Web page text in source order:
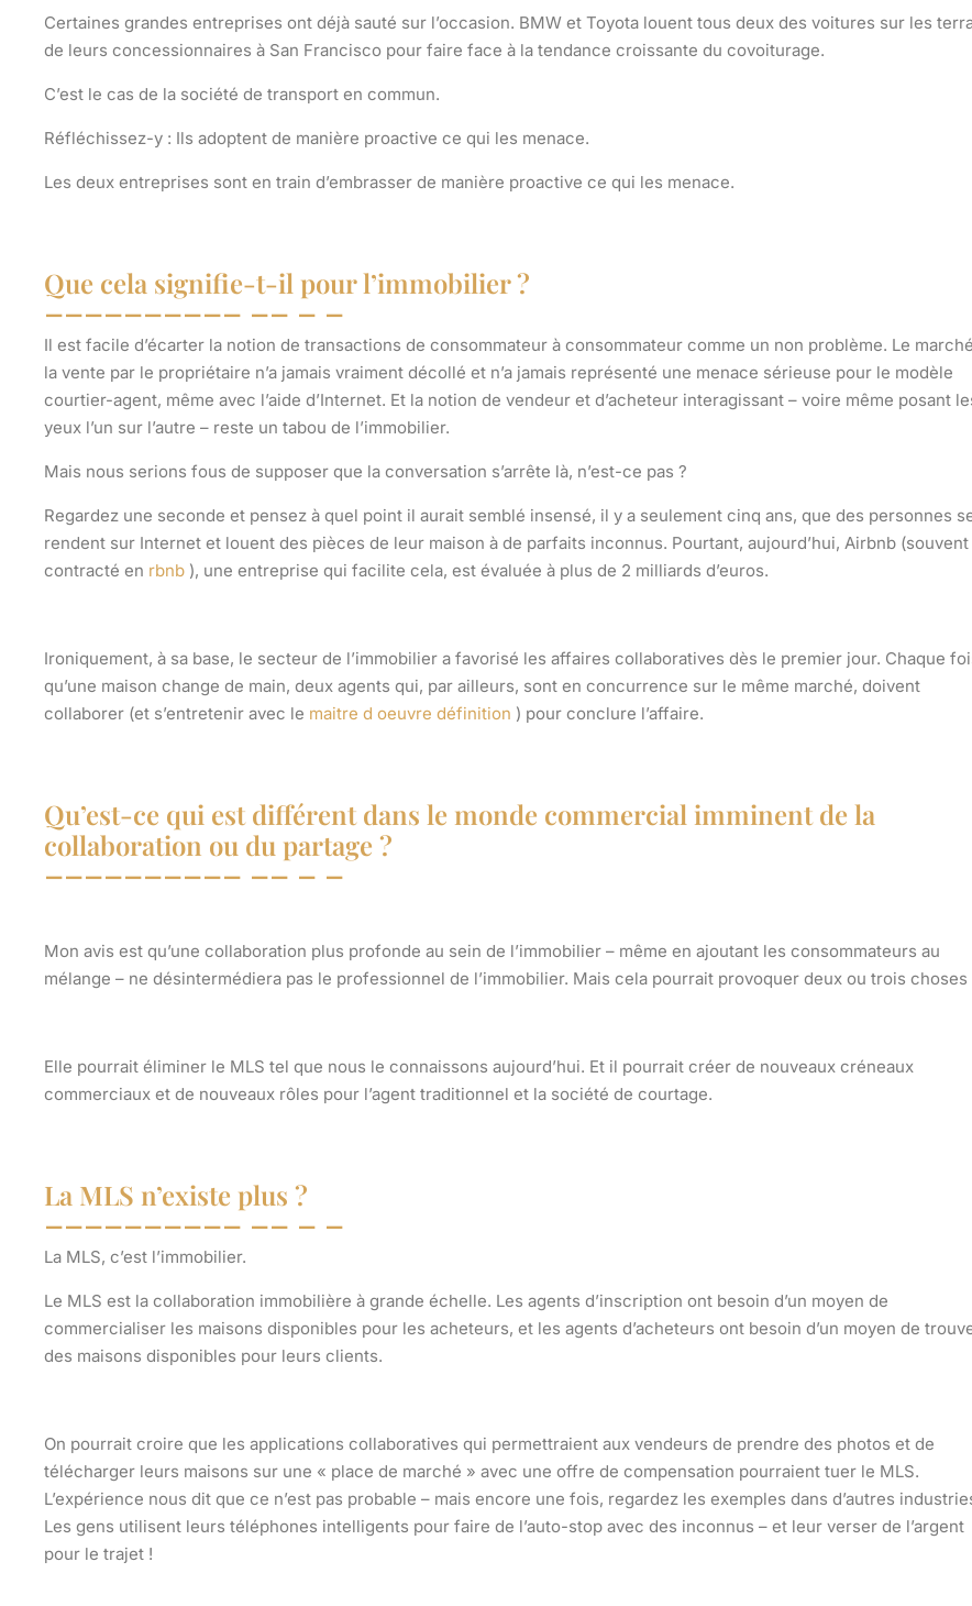
Certaines grandes entreprises ont déjà sauté sur l’occasion. BMW et Toyota louent tous deux des voitures sur les
de leurs concessionnaires à San Francisco pour faire face à la tendance croissante du covoiturage.
C’est le cas de la société de transport en commun.
Réfléchissez-y : Ils adoptent de manière proactive ce qui les menace.
Les deux entreprises sont en train d’embrasser de manière proactive ce qui les menace.
Que cela signifie-t-il pour l’immobilier ?
Il est facile d’écarter la notion de transactions de consommateur à consommateur comme un non problème. Le
la vente par le propriétaire n’a jamais vraiment décollé et n’a jamais représenté une menace sérieuse pour le modèle
courtier-agent, même avec l’aide d’Internet. Et la notion de vendeur et d’acheteur interagissant – voire même posant
yeux l’un sur l’autre – reste un tabou de l’immobilier.
Mais nous serions fous de supposer que la conversation s’arrête là, n’est-ce pas ?
Regardez une seconde et pensez à quel point il aurait semblé insensé, il y a seulement cinq ans, que des personnes
rendent sur Internet et louent des pièces de leur maison à de parfaits inconnus. Pourtant, aujourd’hui, Airbnb (souvent
contracté en rbnb ), une entreprise qui facilite cela, est évaluée à plus de 2 milliards d’euros.
Ironiquement, à sa base, le secteur de l’immobilier a favorisé les affaires collaboratives dès le premier jour. Chaque
qu’une maison change de main, deux agents qui, par ailleurs, sont en concurrence sur le même marché, doivent
collaborer (et s’entretenir avec le maitre d oeuvre définition ) pour conclure l’affaire.
Qu’est-ce qui est différent dans le monde commercial imminent de la
collaboration ou du partage ?
Mon avis est qu’une collaboration plus profonde au sein de l’immobilier – même en ajoutant les consommateurs au
mélange – ne désintermédiera pas le professionnel de l’immobilier. Mais cela pourrait provoquer deux ou trois choses
Elle pourrait éliminer le MLS tel que nous le connaissons aujourd’hui. Et il pourrait créer de nouveaux créneaux
commerciaux et de nouveaux rôles pour l’agent traditionnel et la société de courtage.
La MLS n’existe plus ?
La MLS, c’est l’immobilier.
Le MLS est la collaboration immobilière à grande échelle. Les agents d’inscription ont besoin d’un moyen de
commercialiser les maisons disponibles pour les acheteurs, et les agents d’acheteurs ont besoin d’un moyen de
des maisons disponibles pour leurs clients.
On pourrait croire que les applications collaboratives qui permettraient aux vendeurs de prendre des photos et de
télécharger leurs maisons sur une « place de marché » avec une offre de compensation pourraient tuer le MLS.
L’expérience nous dit que ce n’est pas probable – mais encore une fois, regardez les exemples dans d’autres
Les gens utilisent leurs téléphones intelligents pour faire de l’auto-stop avec des inconnus – et leur verser de l’argent
pour le trajet !